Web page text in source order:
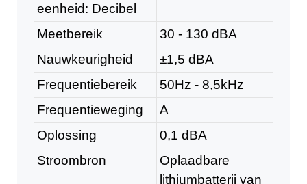
eenheid: Decibel
Meetbereik
30 - 130 dBA
Nauwkeurigheid
±1,5 dBA
Frequentiebereik
50Hz - 8,5kHz
Frequentieweging
A
Oplossing
0,1 dBA
Stroombron
Oplaadbare
lithiumbatterij van